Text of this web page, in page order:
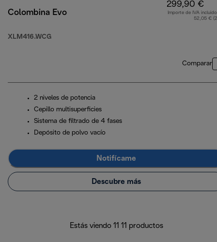
Colombina Evo
XLM416.WCG
299,90 €
Importe de IVA
52,05 €
Comparar
2 niveles de potencia
Cepillo multisuperficies
Sistema de filtrado de 4 fases
Depósito de polvo vacío
Notifícame
Descubre más
Estás viendo 11 11 productos